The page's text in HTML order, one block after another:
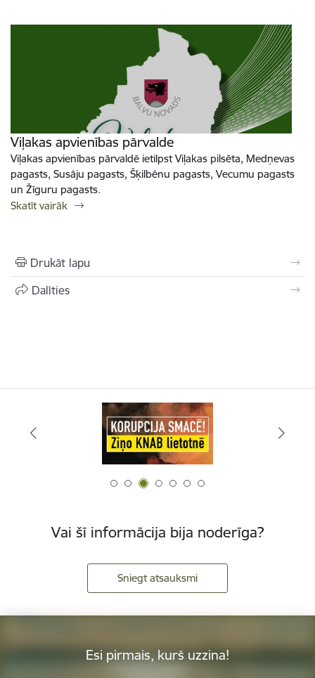
Viļakas apvienības pārvalde
Viļakas apvienības pārvaldē ietilpst Viļakas pilsēta, Medņevas
pagasts, Susāju pagasts, Šķilbēnu pagasts, Vecumu pagasts
un Žīguru pagasts.
Skatīt vairāk
Drukāt lapu
Dalīties
Vai šī informācija bija noderīga?
Sniegt atsauksmi
Esi pirmais, kurš uzzina!